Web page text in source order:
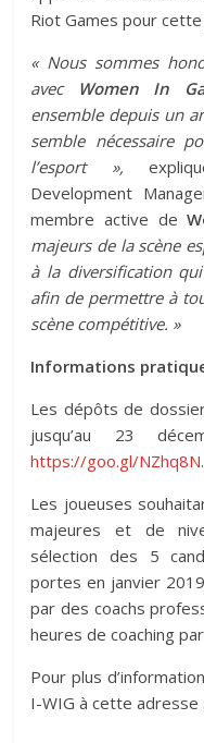
Riot Games pour
« Nous sommes
avec
Women In
ensemble depuis un
semble nécessaire
l’esport »,
Development
membre active de
majeurs de la scène
à la diversification
afin de permettre à
scène compétitive. »
Informations
Les dépôts de
jusqu’au 23
https://goo.gl/NZhq8N.
Les joueuses
majeures et de
sélection des 5
portes en janvier
par des coachs
heures de coaching
Pour plus
I-WIG à cette